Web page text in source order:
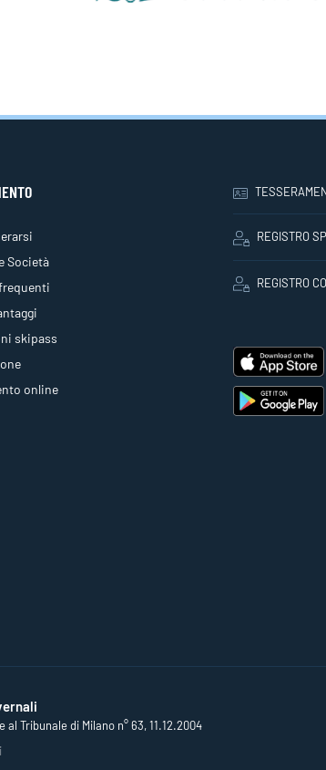
Società
skipass
online
REGISTRO
REGISTRO
al Tribunale di Milano n° 63, 11.12.2004